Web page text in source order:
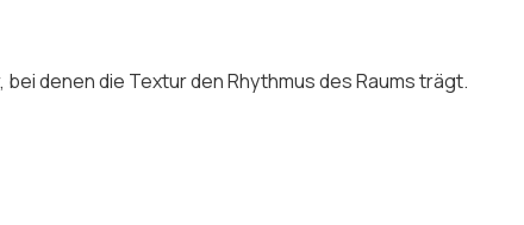
denen die Textur den Rhythmus des Raums trägt.